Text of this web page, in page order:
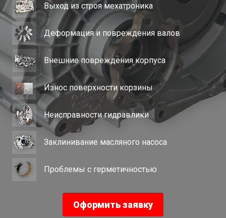
Выход из строя мехатроника
Деформация и повреждения валов
Внешние повреждения корпуса
Износ поверхности корзины
Неисправности гидравлики
Заклинивание масляного насоса
Проблемы с герметичностью
Оформить заявку